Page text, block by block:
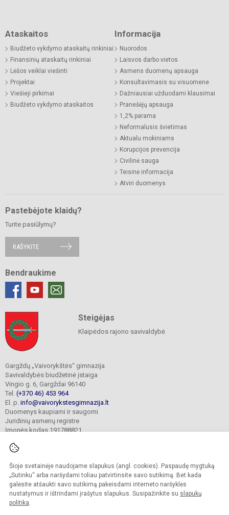
Šioje svetainėje naudojame slapukus (angl. cookies). Paspaudę mygtuką
„Sutinku“ arba naršydami toliau patvirtinsite savo sutikimą. Bet kada
galėsite atšaukti savo sutikimą pakeisdami interneto naršyklės
nustatymus ir ištrindami įrašytus slapukus. Susipažinkite su slapukų
politika.
Ataskaitos
Biudžeto vykdymo ataskaitų rinkiniai
Finansinių ataskaitų rinkiniai
Lėšos veiklai viešinti
Projektai
Viešieji pirkimai
Biudžeto vykdymo ataskaitos
Informacija
Nuorodos
Laisvos darbo vietos
Asmens duomenų apsauga
Konsultavimasis su visuomene
Dažniausiai užduodami klausimai
Pranešėjų apsauga
1,2% parama
Neformalusis švietimas
Aktualu mokiniams
Korupcijos prevencija
Civilinė sauga
Teisinė informacija
Atviri duomenys
Pastebėjote klaidų?
Turite pasiūlymų?
RAŠYKITE
Bendraukime
Steigėjas
Klaipėdos rajono savivaldybė
Gargždų „Vaivorykštės“ gimnazija
Savivaldybės biudžetinė įstaiga
Vingio g. 6, Gargždai 96140
Tel. (+370 46) 453 964
El. p. info@vaivorykstesgimnazija.lt
Duomenys kaupiami ir saugomi
Juridinių asmenų registre
Įmonės kodas 191788821
© 2022. Gargždų „Vaivorykštės“ gimnazija. Visos teisės saugomos.
Kopijuoti turinį be raštiško gimnazijos sutikimo griežtai draudžiama.
Prieinamumo paraiška Slapukų valdymas
Sumanus būdas atnaujinti